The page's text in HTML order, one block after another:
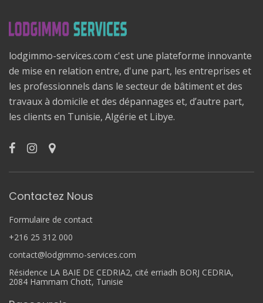
lodgimmo-services.com c'est une plateforme innovante
de mise en relation entre, d'une part, les entreprises et
les professionnels dans le secteur de bâtiment et des
travaux à domicile et des dépannages et, d’autre part,
les clients en Tunisie, Algérie et Libye.
Contactez Nous
Formulaire de contact
+216 25 312 000
contact@lodgimmo-services.com
Résidence LA BAIE DE CEDRIA2, cité erriadh BORJ CEDRIA,
2084 Hammam Chott, Tunisie